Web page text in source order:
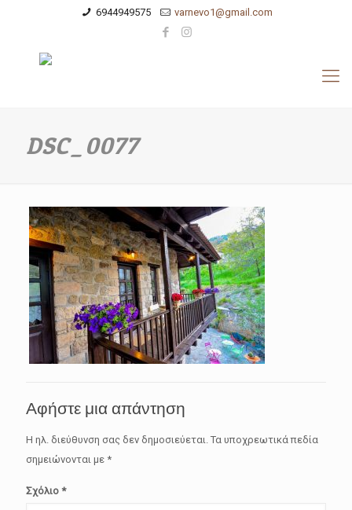
6944949575 varnevo1@gmail.com
DSC_0077
Αφήστε μια απάντηση
Η ηλ. διεύθυνση σας δεν δημοσιεύεται. Τα υποχρεωτικά πεδία
σημειώνονται με *
Σχόλιο *